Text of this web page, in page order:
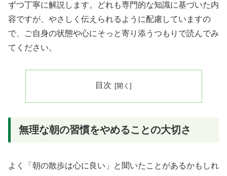
ずつ丁寧に解説します。どれも専門的な知識に基づいた内
容ですが、やさしく伝えられるように配慮していますの
で、ご自身の状態や心にそっと寄り添うつもりで読んでみ
てください。
目次
無理な朝の習慣をやめることの大切さ
よく「朝の散歩は心に良い」と聞いたことがあるかもしれ